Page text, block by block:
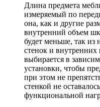
Длина предмета
измеряемый по
она, как и другие
внутренний объем
будет меньше, так из
стенок и
выбирается в
установки, чтобы
при этом не
стенкой не
функциональной